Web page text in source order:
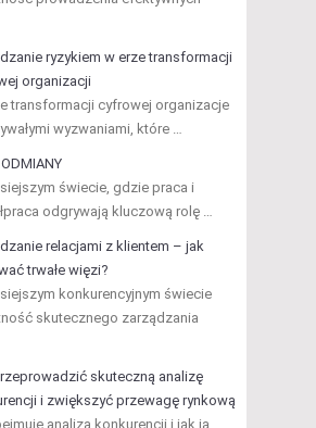
ryzykiem w erze transformacji
organizacji
transformacji cyfrowej organizacje
wyzwaniami, które …
świecie, gdzie praca i
odgrywają kluczową rolę …
relacjami z klientem – jak
trwałe więzi?
konkurencyjnym świecie
skutecznego zarządzania
skuteczną analizę
i zwiększyć przewagę rynkową
analiza konkurencji i jak ją